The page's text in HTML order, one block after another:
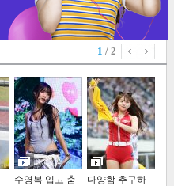
1 / 2
수영복 입고 춤
다양함 추구하